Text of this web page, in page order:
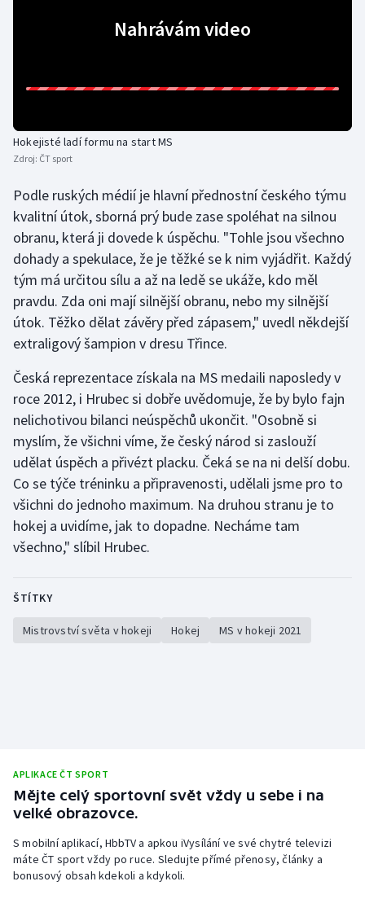
Sportovní střelba
Triatlon
Veslování
Vodní slalom
Volejbal
Ostatní
Nahrávám video
Hokejisté ladí formu na start MS
Zdroj: ČT sport
Podle ruských médií je hlavní přednostní českého týmu
kvalitní útok, sborná prý bude zase spoléhat na silnou
obranu, která ji dovede k úspěchu. "Tohle jsou všechno
dohady a spekulace, že je těžké se k nim vyjádřit. Každý
tým má určitou sílu a až na ledě se ukáže, kdo měl
pravdu. Zda oni mají silnější obranu, nebo my silnější
útok. Těžko dělat závěry před zápasem," uvedl někdejší
extraligový šampion v dresu Třince.
Česká reprezentace získala na MS medaili naposledy v
roce 2012, i Hrubec si dobře uvědomuje, že by bylo fajn
nelichotivou bilanci neúspěchů ukončit. "Osobně si
myslím, že všichni víme, že český národ si zaslouží
udělat úspěch a přivézt placku. Čeká se na ni delší dobu.
Co se týče tréninku a připravenosti, udělali jsme pro to
všichni do jednoho maximum. Na druhou stranu je to
hokej a uvidíme, jak to dopadne. Necháme tam
všechno," slíbil Hrubec.
ŠTÍTKY
Mistrovství světa v hokeji Hokej MS v hokeji 2021
APLIKACE ČT SPORT
Mějte celý sportovní svět vždy u sebe i na
velké obrazovce.
S mobilní aplikací, HbbTV a apkou iVysílání ve své chytré televizi
máte ČT sport vždy po ruce. Sledujte přímé přenosy, články a
bonusový obsah kdekoli a kdykoli.